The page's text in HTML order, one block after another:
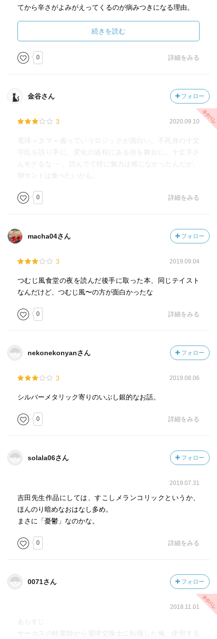
てから辛さがよみがえってくるのが病みつきになる理由。
精神科医で絶世の美少女。
【猪原佐和子／いのはら・さわこ】ショールームの派遣社
員。十文字好みの美人。
【腕時計】十文字は三十六時間仕様の腕時計をつけてい
【エデン遊園】中村百貨店の屋上にある遊園地。地下一階
地上四階の小さな百貨店の四階までエスカレーターで上が
【考える】《考えてなんらかの答えが見つかったとして、
からお世話になっている。スキンヘッドに黒い眼帯、顔の
いたるところに傷がある。「あしたのジョー」のおやっさ
【答え】《最初にきっぱり云っておくが、おれは答えのな
いものが好きだ。》p.44
ーつき。
【コブラ・ベイビー】十文字愛用の携帯電話使用
【西園寺剛／さいおんじ・ごう】自称刑事。本当ならば世
【笹島／ささじま】引っ越す前に電球を交換してほしいと
依頼してきた青年。十文字はかれの笑顔にほだされた。
ー」の意味。
【十文字扉／じゅうもんじ・とびら】主人公の「おれ」電
族だが扉は（たぶん）不死身。その証拠に？ 背中に薔薇
のかたちをした痣がある。『それでも世界は回っている』
【十文字の父】サーカスで軽業師として働いていた。芸名
は十文字一号。ちなみに扉は十文字二号。
の短い電球。実はカンザキランプと同じもの。
【正一】春ちゃんの父。正しいことが好きな一徹者。
【トンチキ】ミナト町でいちばん安上がりな酒が呑める。
【西島】理容師。店の名は「西島理容室」なのだが客も西
島さん自身も「人生理髪館」と呼ぶ。西島さんはなんでも
【橋本さん】愛知県の公民館の受付。美人。
美女。
【羽深飛雄／はぶか・とびお】二代目ジョー・ハヤテ。目
【春ちゃん】二十歳すぎくらいで活版印刷屋「ミナト町活
版印刷倶楽部」をやっている酒豪の美人。
続きを読む
0 詳細をみる
金谷さん フォロー
3 2020.09.10
電球＝タマ＝魂っていうロジックが面白い。不死身の十文
字氏を語り手に、変化の過程にある街を舞台に。十文字さ
んモテるな･･･。読んでて特に魅力は感じなかったんだが。
卵サンドは食べたいかも。
0 詳細をみる
macha04さん フォロー
3 2019.09.04
つむじ風食堂の夜を読んだ後手に取った本、同じテイスト
なんだけど、つむじ風〜の方が面白かったな
0 詳細をみる
nekonekonyanさん フォロー
3 2019.08.06
シルバーメタリック寄りのいぶし銀的なお話。
0 詳細をみる
solala06さん フォロー
2019.07.31
吉田先生作品にしては、すこしメランコリックというか、
ほんのり暗めなおはなし多め。
まさに「憂鬱」なのかな。
0 詳細をみる
0071さん フォロー
2018.11.01
あらすじ
サーカスの軽業師から電球交換士に転職した俺。使用する